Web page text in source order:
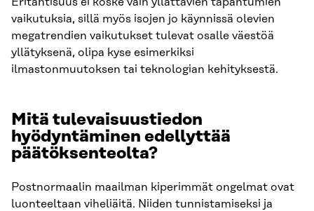
vaikutuksia, sillä myös isojen jo käynnissä olevien
megatrendien vaikutukset tulevat osalle väestöä
yllätyksenä, olipa kyse esimerkiksi
ilmastonmuutoksen tai teknologian kehityksestä.
Mitä tulevaisuustiedon
hyödyntäminen edellyttää
päätöksenteolta?
Postnormaalin maailman kiperimmät ongelmat ovat
luonteeltaan viheliäitä. Niiden tunnistamiseksi ja